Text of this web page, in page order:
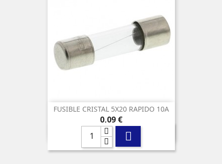
FUSIBLE CRISTAL 5X20 RAPIDO 10A
Precio
0,09 €
